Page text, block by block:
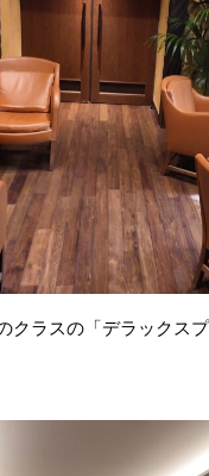
クラスの「デラックス